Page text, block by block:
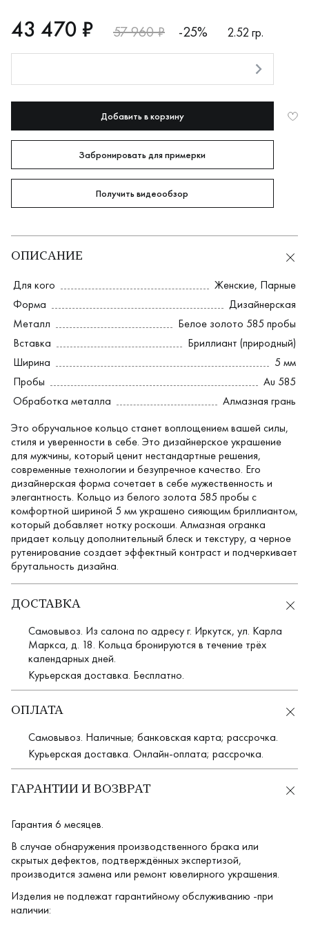
RUB
43470
43 470 ₽ 57 960 ₽ -25%
2.52 гр.
Добавить в корзину
Забронировать для примерки
Получить видеообзор
ОПИСАНИЕ
Для кого Женские, Парные
Форма
Дизайнерская
Металл
Белое золото 585 пробы
Вставка
Бриллиант (природный)
Ширина
5 мм
Пробы
Au 585
Обработка металла
Алмазная грань
Это обручальное кольцо станет воплощением вашей силы,
стиля и уверенности в себе. Это дизайнерское украшение
для мужчины, который ценит нестандартные решения,
современные технологии и безупречное качество. Его
дизайнерская форма сочетает в себе мужественность и
элегантность. Кольцо из белого золота 585 пробы с
комфортной шириной 5 мм украшено сияющим бриллиантом,
который добавляет нотку роскоши. Алмазная огранка
придает кольцу дополнительный блеск и текстуру, а черное
рутенирование создает эффектный контраст и подчеркивает
брутальность дизайна.
ДОСТАВКА
Самовывоз. Из салона по адресу г. Иркутск, ул. Карла
Маркса, д. 18. Кольца бронируются в течение трёх
календарных дней.
Курьерская доставка. Бесплатно.
ОПЛАТА
Самовывоз. Наличные; банковская карта; рассрочка.
Курьерская доставка. Онлайн-оплата; рассрочка.
ГАРАНТИИ И ВОЗВРАТ
Гарантия 6 месяцев.
В случае обнаружения производственного брака или
скрытых дефектов, подтверждённых экспертизой,
производится замена или ремонт ювелирного украшения.
Изделия не подлежат гарантийному обслуживанию -при
наличии: